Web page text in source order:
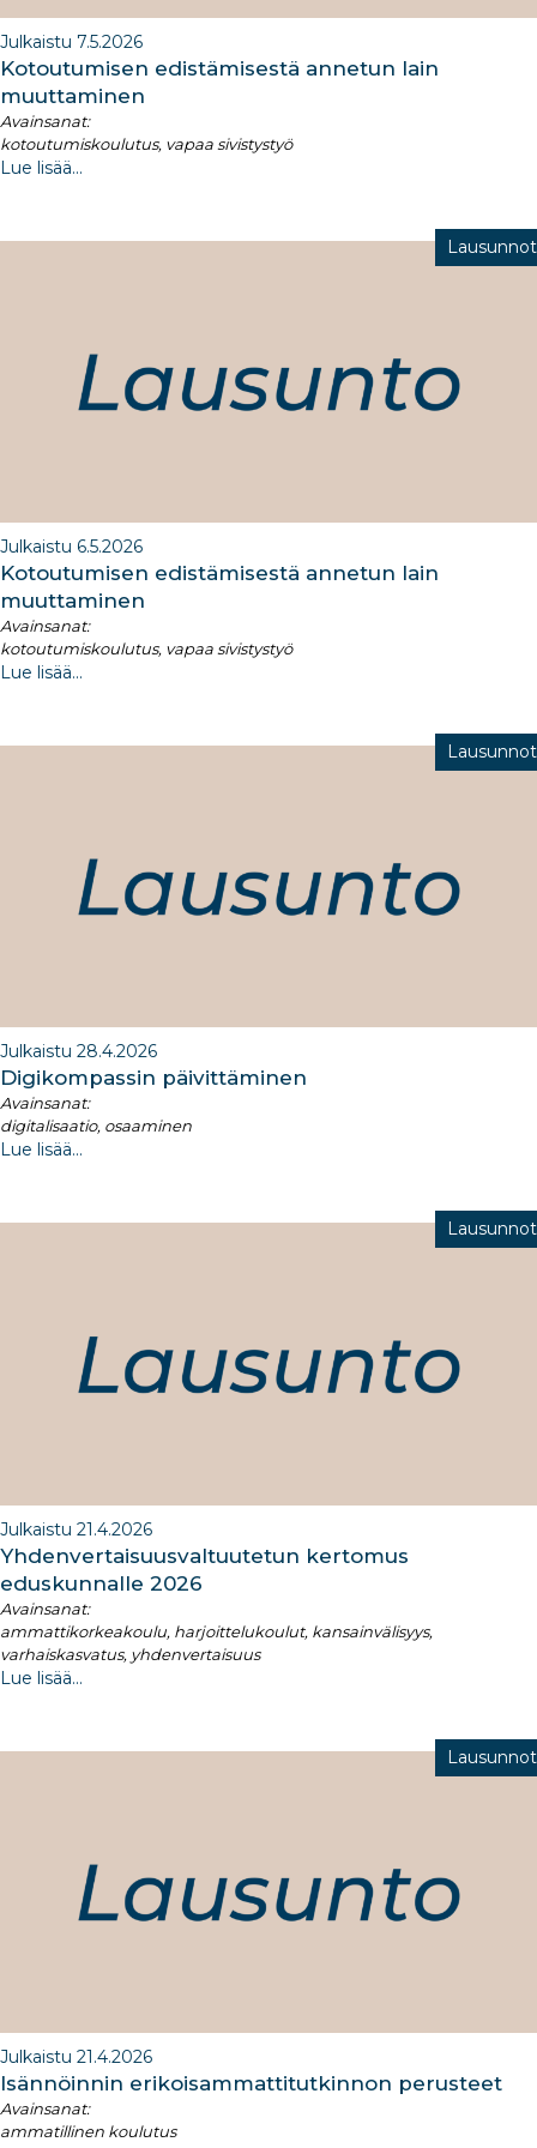
Julkaistu 7.5.2026
Kotoutumisen edistämisestä annetun lain
muuttaminen
Avainsanat:
kotoutumiskoulutus, vapaa sivistystyö
Lue lisää...
Lausunnot
Julkaistu 6.5.2026
Kotoutumisen edistämisestä annetun lain
muuttaminen
Avainsanat:
kotoutumiskoulutus, vapaa sivistystyö
Lue lisää...
Lausunnot
Julkaistu 28.4.2026
Digikompassin päivittäminen
Avainsanat:
digitalisaatio, osaaminen
Lue lisää...
Lausunnot
Julkaistu 21.4.2026
Yhdenvertaisuusvaltuutetun kertomus
eduskunnalle 2026​
Avainsanat:
ammattikorkeakoulu, harjoittelukoulut, kansainvälisyys,
varhaiskasvatus, yhdenvertaisuus
Lue lisää...
Lausunnot
Julkaistu 21.4.2026
Isännöinnin erikoisammattitutkinnon perusteet
Avainsanat:
ammatillinen koulutus